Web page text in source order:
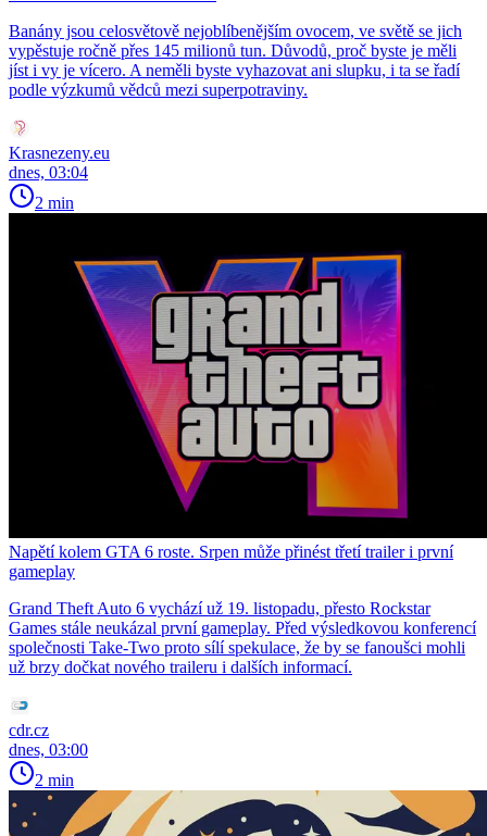
Banány jsou celosvětově nejoblíbenějším ovocem, ve světě se jich
vypěstuje ročně přes 145 milionů tun. Důvodů, proč byste je měli
jíst i vy je vícero. A neměli byste vyhazovat ani slupku, i ta se řadí
podle výzkumů vědců mezi superpotraviny.
Krasnezeny.eu
dnes, 03:04
2 min
Napětí kolem GTA 6 roste. Srpen může přinést třetí trailer i první
gameplay
Grand Theft Auto 6 vychází už 19. listopadu, přesto Rockstar
Games stále neukázal první gameplay. Před výsledkovou konferencí
společnosti Take-Two proto sílí spekulace, že by se fanoušci mohli
už brzy dočkat nového traileru i dalších informací.
cdr.cz
dnes, 03:00
2 min